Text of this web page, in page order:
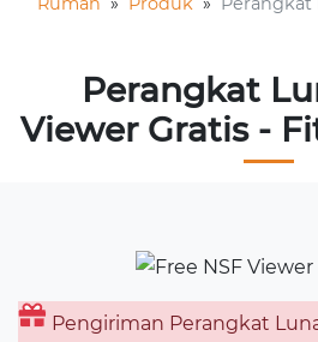
Perangkat
Viewer Gratis -
Pengiriman Perangkat